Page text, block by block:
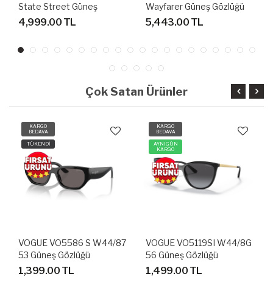
State Street Güneş
Gözlüğü
4,999.00 TL
Wayfarer Güneş Gözlüğü
5,443.00 TL
Çok Satan Ürünler
KARGO
BEDAVA
TÜKENDİ
VOGUE VO5586 S W44/87
53 Güneş Gözlüğü
1,399.00 TL
KARGO
BEDAVA
AYNIGÜN
KARGO
VOGUE VO5119SI W44/8G
56 Güneş Gözlüğü
1,499.00 TL